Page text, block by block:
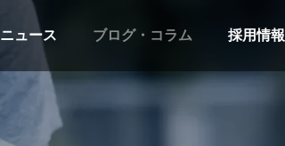
ニュース ブログ・コラム 採用情報